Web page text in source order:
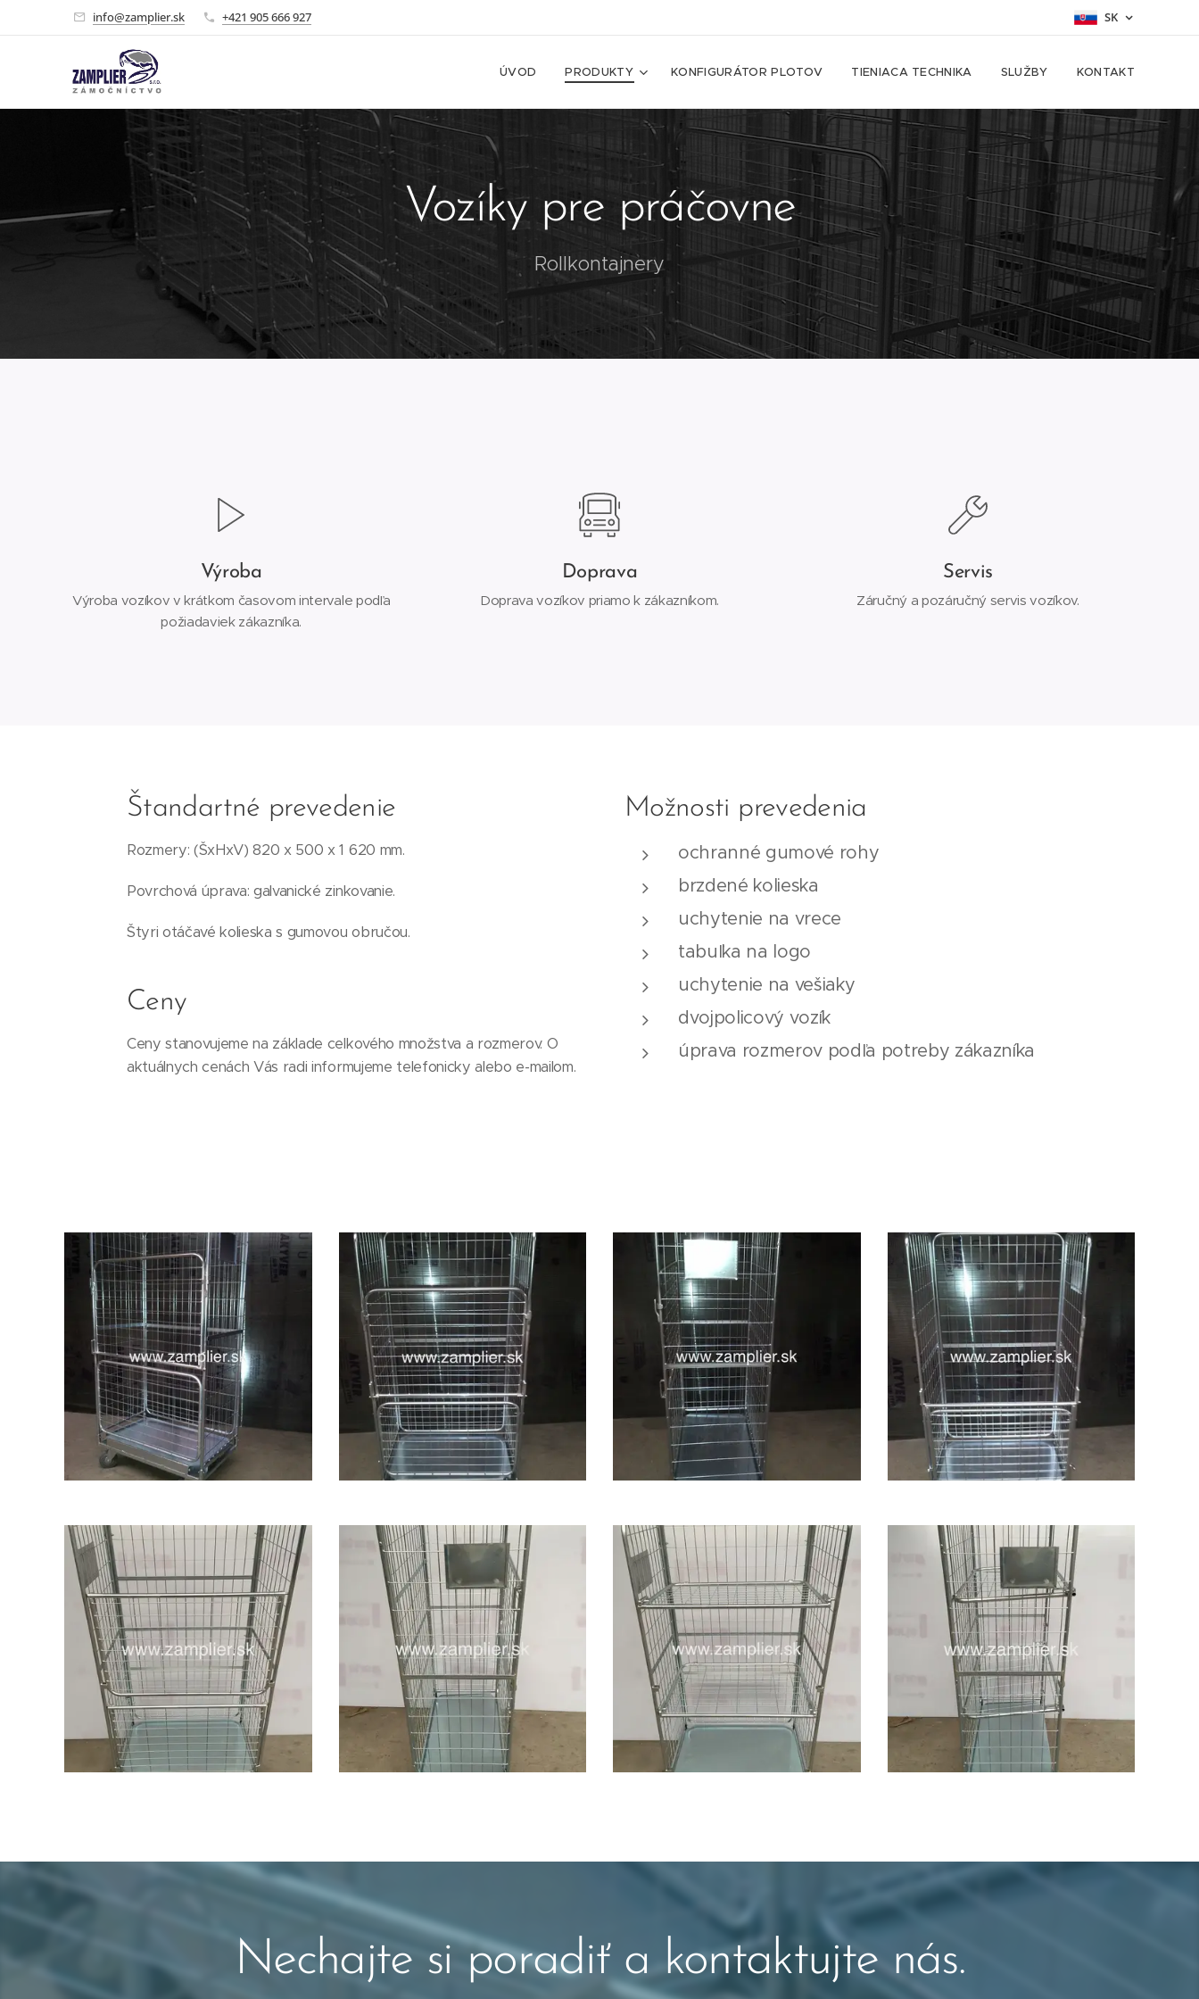
info@zamplier.sk +421 905 666 927 SK
ÚVOD PRODUKTY KONFIGURÁTOR PLOTOV TIENIACA TECHNIKA SLUŽBY KONTAKT
Vozíky pre práčovne
Rollkontajnery
Výroba
Výroba vozíkov v krátkom časovom intervale podľa
požiadaviek zákazníka.
Doprava
Doprava vozíkov priamo k zákazníkom.
Servis
Záručný a pozáručný servis vozíkov.
Štandartné prevedenie
Rozmery: (ŠxHxV) 820 x 500 x 1 620 mm.
Povrchová úprava: galvanické zinkovanie.
Štyri otáčavé kolieska s gumovou obručou.
Ceny
Ceny stanovujeme na základe celkového množstva a rozmerov. O
aktuálnych cenách Vás radi informujeme telefonicky alebo e-mailom.
Možnosti prevedenia
ochranné gumové rohy
brzdené kolieska
uchytenie na vrece
tabuľka na logo
uchytenie na vešiaky
dvojpolicový vozík
úprava rozmerov podľa potreby zákazníka
Nechajte si poradiť a kontaktujte nás.